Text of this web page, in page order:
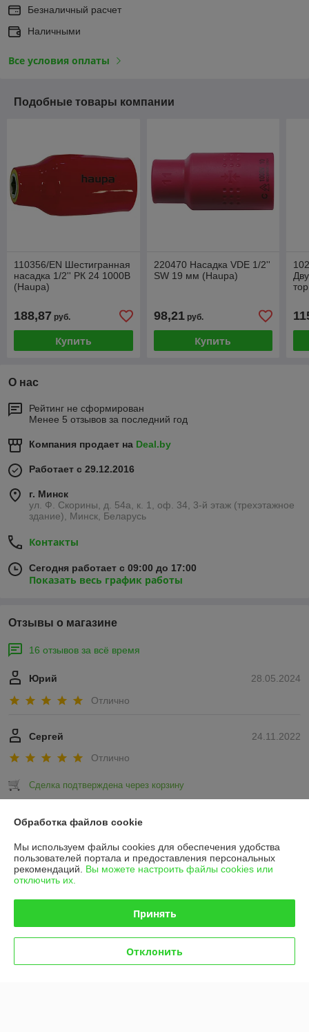
Безналичный расчет
Наличными
Все условия оплаты
Подобные товары компании
110356/EN Шестигранная
насадка 1/2'' РК 24 1000В
(Haupa)
188,87 руб.
Купить
220470 Насадка VDE 1/2''
SW 19 мм (Haupa)
98,21руб.
Купить
О нас
Рейтинг не сформирован
Менее 5 отзывов за последний год
Компания продает на Deal.by
Работает с 29.12.2016
г. Минск
ул. Ф. Скорины, д. 54а, к. 1, оф. 34, 3-й этаж (трехэтажное
здание), Минск, Беларусь
Контакты
Сегодня работает с 09:00 до 17:00
Показать весь график работы
Отзывы о магазине
16 отзывов за всё время
28.05.2024
Юрий
Отлично
24.11.2022
Сергей
Отлично
Сделка подтверждена через корзину
Показать все отзывы
О нас
Контакты
Доставка и оплата
График работы
Обработка файлов cookie
Мы используем файлы cookies для обеспечения удобства
пользователей портала и предоставления персональных
рекомендаций. Вы можете настроить файлы cookies или
отключить их.
Принять
Отклонить